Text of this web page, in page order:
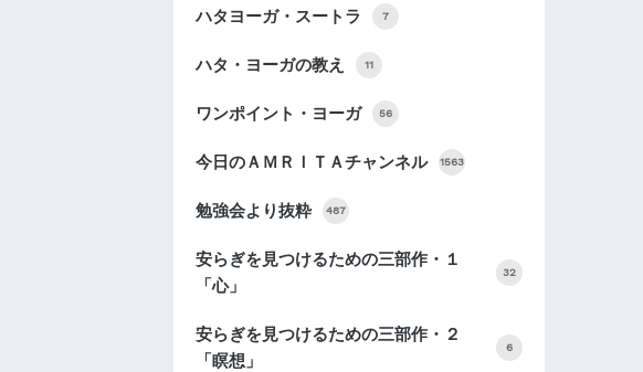
ハタヨーガ・スートラ 7
ハタ・ヨーガの教え 11
ワンポイント・ヨーガ 56
今日のＡＭＲＩＴＡチャンネル 1563
勉強会より抜粋 487
安らぎを見つけるための三部作・１
「心」
32
安らぎを見つけるための三部作・２
「瞑想」
6